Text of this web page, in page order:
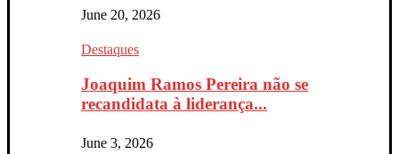
June 20, 2026
Destaques
Joaquim Ramos Pereira não se
recandidata à liderança...
June 3, 2026